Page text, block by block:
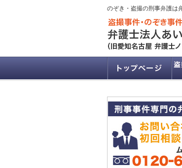
のぞき・盗撮の刑事弁護は